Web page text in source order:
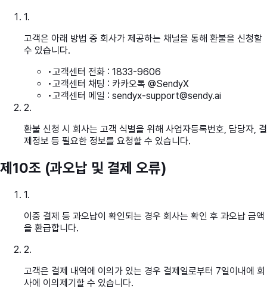
1.
고객은 아래 방법 중 회사가 제공하는 채널을 통해 환불을 신청할
수 있습니다.
•고객센터 전화 : 1833-9606
•고객센터 채팅 : 카카오톡 @SendyX
•고객센터 메일 : sendyx-support@sendy.ai
2.
환불 신청 시 회사는 고객 식별을 위해 사업자등록번호, 담당자, 결
제정보 등 필요한 정보를 요청할 수 있습니다.
제10조 (과오납 및 결제 오류)
1.
이중 결제 등 과오납이 확인되는 경우 회사는 확인 후 과오납 금액
을 환급합니다.
2.
고객은 결제 내역에 이의가 있는 경우 결제일로부터 7일이내에 회
사에 이의제기할 수 있습니다.